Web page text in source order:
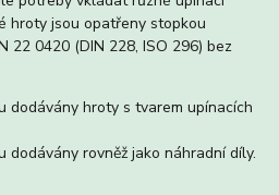
hroty jsou opatřeny stopkou
22 0420 (DIN 228, ISO 296) bez
dodávány hroty s tvarem upínacích
dodávány rovněž jako náhradní díly.